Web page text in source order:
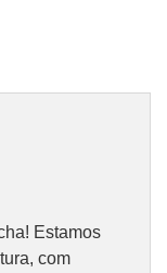
Estamos
com